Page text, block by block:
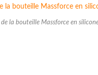
la bouteille Massforce en